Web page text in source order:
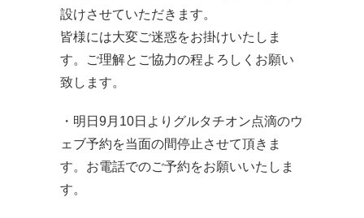
設けさせていただきます。
皆様には大変ご迷惑をお掛けいたしま
す。ご理解とご協力の程よろしくお願い
致します。
・明日9月10日よりグルタチオン点滴のウ
ェブ予約を当面の間停止させて頂きま
す。お電話でのご予約をお願いいたしま
す。